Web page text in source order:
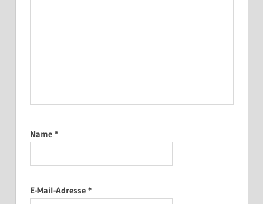
Name *
E-Mail-Adresse *